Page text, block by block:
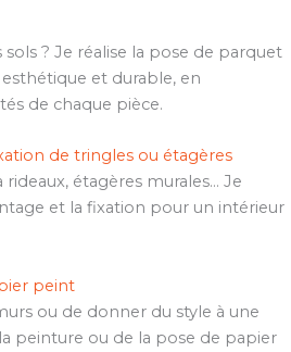
? Je réalise la pose de parquet
et durable, en
de chaque pièce.
de tringles ou étagères
étagères murales… Je
et la fixation pour un intérieur
peint
ou de donner du style à une
peinture ou de la pose de papier